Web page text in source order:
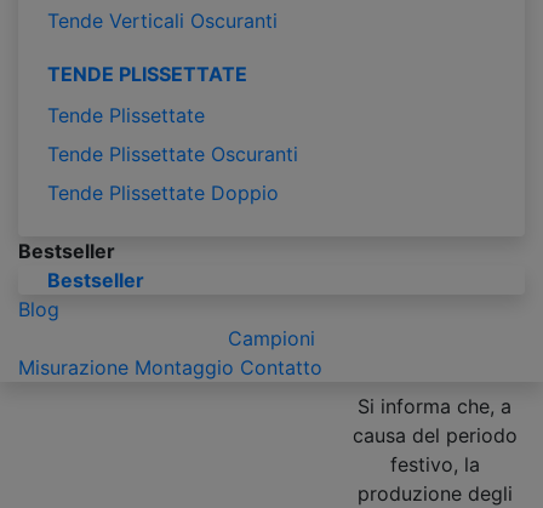
Tende Verticali Oscuranti
TENDE PLISSETTATE
Tende Plissettate
Tende Plissettate Oscuranti
Tende Plissettate Doppio
Bestseller
Bestseller
Blog
Campioni
Misurazione Montaggio Contatto
Si informa che, a
causa del periodo
festivo, la
produzione degli